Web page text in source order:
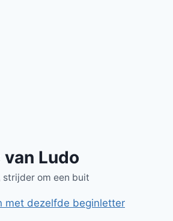
Ludo
strijder om een buit
met dezelfde beginletter